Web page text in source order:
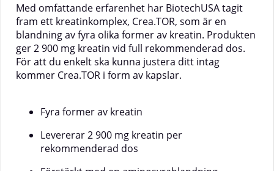
Med omfattande erfarenhet har BiotechUSA tagit
fram ett kreatinkomplex, Crea.TOR, som är en
blandning av fyra olika former av kreatin. Produkten
ger 2 900 mg kreatin vid full rekommenderad dos.
För att du enkelt ska kunna justera ditt intag
kommer Crea.TOR i form av kapslar.
Fyra former av kreatin
Levererar 2 900 mg kreatin per
rekommenderad dos